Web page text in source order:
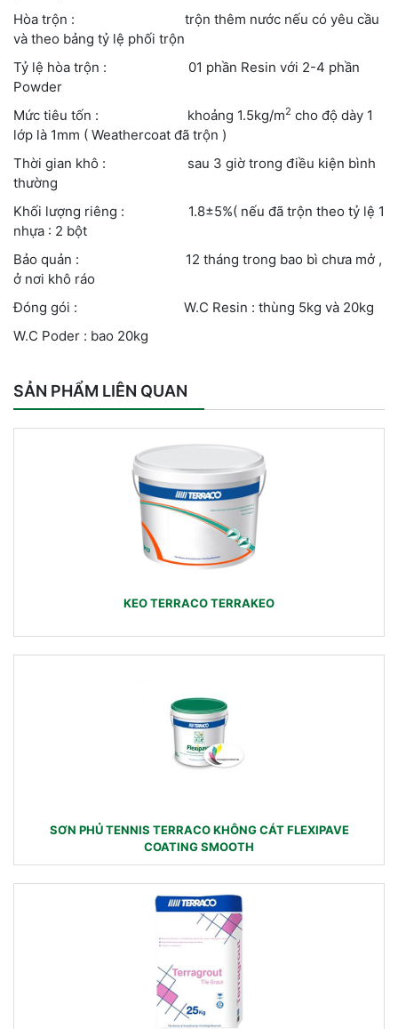
Hòa trộn : trộn thêm nước nếu có yêu cầu
và theo bảng tỷ lệ phối trộn
Tỷ lệ hòa trộn : 01 phần Resin với 2-4 phần
Powder
Mức tiêu tốn : khoảng 1.5kg/m2 cho độ dày 1
lớp là 1mm ( Weathercoat đã trộn )
Thời gian khô : sau 3 giờ trong điều kiện bình
thường
Khối lượng riêng : 1.8±5%( nếu đã trộn theo tỷ lệ 1
nhựa : 2 bột
Bảo quản : 12 tháng trong bao bì chưa mở ,
ở nơi khô ráo
Đóng gói : W.C Resin : thùng 5kg và 20kg
W.C Poder : bao 20kg
SẢN PHẨM LIÊN QUAN
KEO TERRACO TERRAKEO
SƠN PHỦ TENNIS TERRACO KHÔNG CÁT FLEXIPAVE
COATING SMOOTH